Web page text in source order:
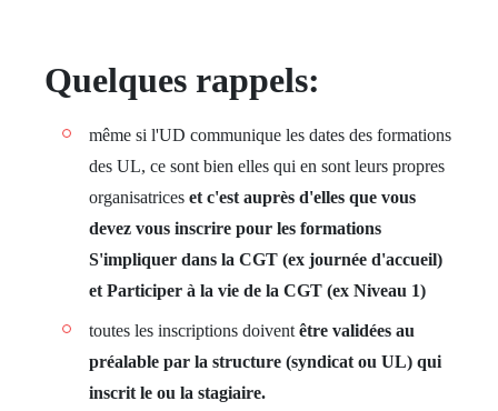
Quelques rappels:
même si l'UD communique les dates des formations
des UL, ce sont bien elles qui en sont leurs propres
organisatrices et c'est auprès d'elles que vous
devez vous inscrire pour les formations
S'impliquer dans la CGT (ex journée d'accueil)
et Participer à la vie de la CGT (ex Niveau 1)
toutes les inscriptions doivent être validées au
préalable par la structure (syndicat ou UL) qui
inscrit le ou la stagiaire.